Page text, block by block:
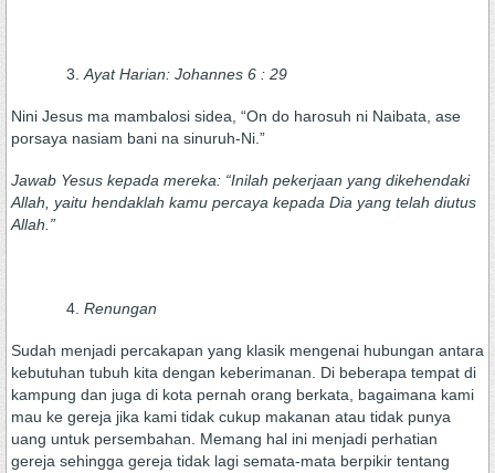
Ayat Harian: Johannes 6 : 29
Nini Jesus ma mambalosi sidea, “On do harosuh ni Naibata, ase
porsaya nasiam bani na sinuruh-Ni.”
Jawab Yesus kepada mereka: “Inilah pekerjaan yang dikehendaki
Allah, yaitu hendaklah kamu percaya kepada Dia yang telah diutus
Allah.”
Renungan
Sudah menjadi percakapan yang klasik mengenai hubungan antara
kebutuhan tubuh kita dengan keberimanan. Di beberapa tempat di
kampung dan juga di kota pernah orang berkata, bagaimana kami
mau ke gereja jika kami tidak cukup makanan atau tidak punya
uang untuk persembahan. Memang hal ini menjadi perhatian
gereja sehingga gereja tidak lagi semata-mata berpikir tentang